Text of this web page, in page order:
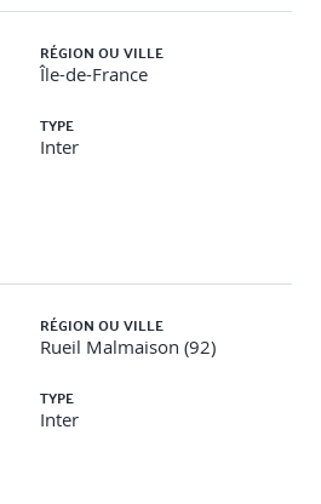
RÉGION OU VILLE
Île-de-France
TYPE
Inter
RÉGION OU VILLE
Rueil Malmaison (92)
TYPE
Inter